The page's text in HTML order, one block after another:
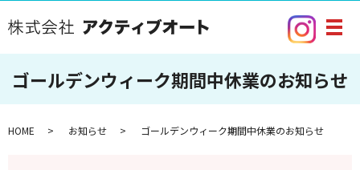
メ
ゴールデンウィーク期間中休業のお知らせ
HOME お知らせ ゴールデンウィーク期間中休業のお知らせ